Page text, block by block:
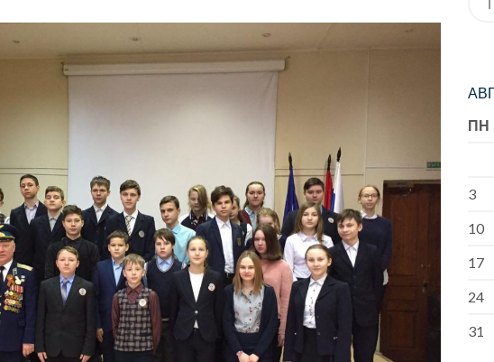
ПН
3
10
17
24
31